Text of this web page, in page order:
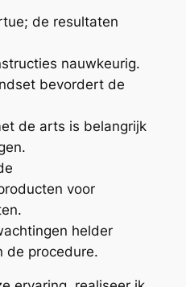
de resultaten
nauwkeurig.
bevordert de
de arts is belangrijk
voor
helder
de procedure.